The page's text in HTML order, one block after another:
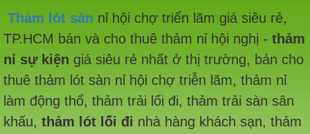
Thảm lót sàn nỉ hội chợ triển lãm giá siêu rẻ,
TP.HCM bán và cho thuê thảm nỉ hội nghị - thảm
nỉ sự kiện giá siêu rẻ nhất ở thị trường, bán cho
thuê thảm lót sàn nỉ hội chợ triễn lãm, thảm nỉ
làm động thổ, thảm trải lối đi, thảm trải sàn sân
khấu, thảm lót lối đi nhà hàng khách sạn, thảm